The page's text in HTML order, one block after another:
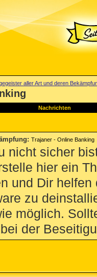
aller Art und deren
Nachrichten
: Trajaner - Online Banking
nicht sicher
hier ein
und Dir
zu
möglich.
der